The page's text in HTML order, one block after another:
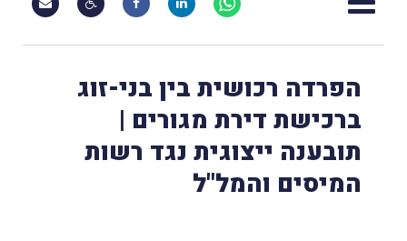
הפרדה רכושית בין בני-זוג
ברכישת דירת מגורים |
תובענה ייצוגית נגד רשות
המיסים והמל"ל